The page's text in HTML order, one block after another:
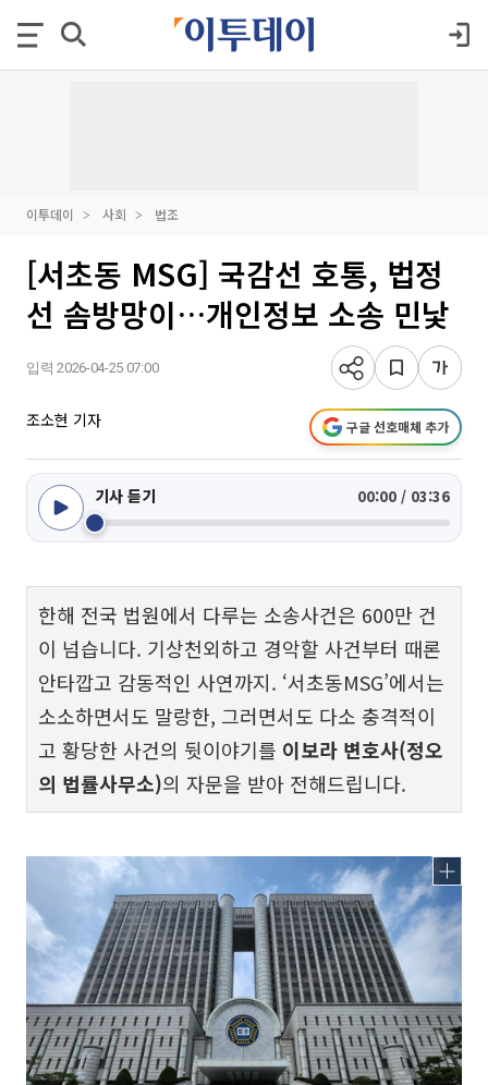
이투데이 사회 법조
[서초동 MSG] 국감선 호통, 법정
선 솜방망이…개인정보 소송 민낯
입력 2026-04-25 07:00
조소현 기자 구글 선호매체 추가
기사 듣기 00:00 / 03:36
한해 전국 법원에서 다루는 소송사건은 600만 건
이 넘습니다. 기상천외하고 경악할 사건부터 때론
안타깝고 감동적인 사연까지. ‘서초동MSG’에서는
소소하면서도 말랑한, 그러면서도 다소 충격적이
고 황당한 사건의 뒷이야기를 이보라 변호사(정오
의 법률사무소)의 자문을 받아 전해드립니다.